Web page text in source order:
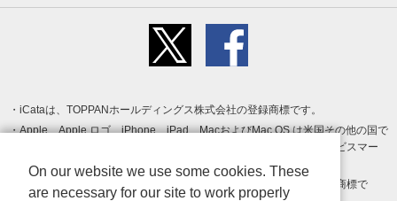
iCataは、TOPPANホールディングス株式会社の登録商標です。
Apple、Apple ロゴ、iPhone、iPad、MacおよびMac OS は米国その他の国で
登録された Apple Inc. の商標です。App Store は Apple Inc. のサービスマー
クです。
Android、Google Play および Google Play ロゴ は Google LLC の商標で
On our website we use some cookies. These
are necessary for our site to work properly